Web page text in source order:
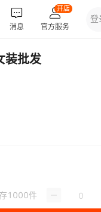
装批发
1000件